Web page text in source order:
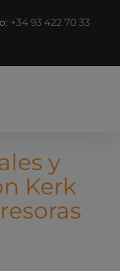
+34 93 422 70 33
y
Kerk